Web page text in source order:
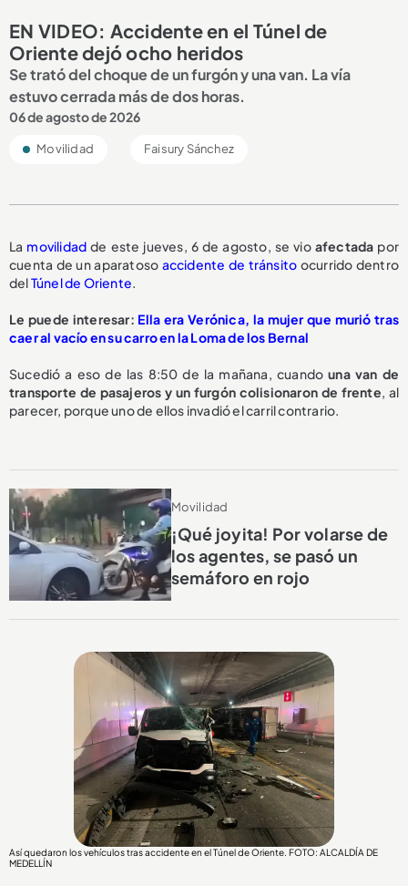
EN VIDEO: Accidente en el Túnel de
Oriente dejó ocho heridos
Se trató del choque de un furgón y una van. La vía
estuvo cerrada más de dos horas.
06 de agosto de 2026
Movilidad Faisury Sánchez
La movilidad de este jueves, 6 de agosto, se vioafectada por
cuenta de un aparatoso accidente de tránsito ocurrido dentro
delTúnel de Oriente.
Le puede interesar: Ella era Verónica, la mujer que murió tras
caer al vacío en su carro en la Loma de los Bernal
Sucedió a eso de las 8:50 de la mañana, cuandouna van de
transporte de pasajeros y un furgón colisionaron de frente, al
parecer, porque uno de ellos invadió el carril contrario.
Movilidad
¡Qué joyita! Por volarse de
los agentes, se pasó un
semáforo en rojo
Así quedaron los vehículos tras accidente en el Túnel de Oriente. FOTO: ALCALDÍA DE
MEDELLÍN